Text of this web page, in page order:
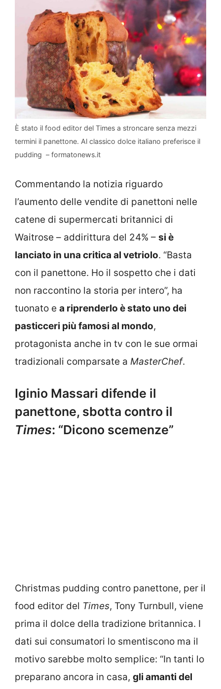
È stato il food editor del Times a stroncare senza mezzi
termini il panettone. Al classico dolce italiano preferisce il
pudding – formatonews.it
Commentando la notizia riguardo
l’aumento delle vendite di panettoni nelle
catene di supermercati britannici di
Waitrose – addirittura del 24% – si è
lanciato in una critica al vetriolo. “Basta
con il panettone. Ho il sospetto che i dati
non raccontino la storia per intero”, ha
tuonato e a riprenderlo è stato uno dei
pasticceri più famosi al mondo,
protagonista anche in tv con le sue ormai
tradizionali comparsate a MasterChef.
Iginio Massari difende il
panettone, sbotta contro il
Times: “Dicono scemenze”
Christmas pudding contro panettone, per il
food editor del Times, Tony Turnbull, viene
prima il dolce della tradizione britannica. I
dati sui consumatori lo smentiscono ma il
motivo sarebbe molto semplice: “In tanti lo
preparano ancora in casa, gli amanti del